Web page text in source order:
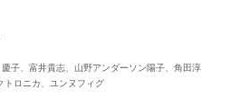
子、富井貴志、山野アンダーソン陽子、角田淳
ロニカ、ユンヌフィグ